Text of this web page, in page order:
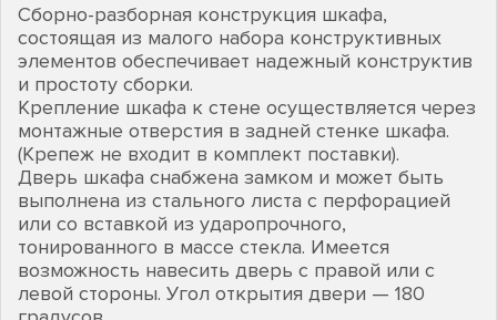
Сборно-разборная конструкция шкафа,
состоящая из малого набора конструктивных
элементов обеспечивает надежный конструктив
и простоту сборки.
Крепление шкафа к стене осуществляется через
монтажные отверстия в задней стенке шкафа.
(Крепеж не входит в комплект поставки).
Дверь шкафа снабжена замком и может быть
выполнена из стального листа с перфорацией
или со вставкой из ударопрочного,
тонированного в массе стекла. Имеется
возможность навесить дверь с правой или с
левой стороны. Угол открытия двери — 180